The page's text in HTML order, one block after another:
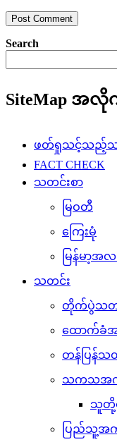
Search
SiteMap အ
ဖတ်ရှုသင့်သည့်သတ
FACT CHECK
သတင်းစာ
မြဝတီ
ကြေးမုံ
မြန်မာ့အလ
သတင်း
တိုက်ပွဲသတ
ထောက်ခံအ
တန်ပြန်သ
သကသအ
သူတို့
ပြည်သူ့အက